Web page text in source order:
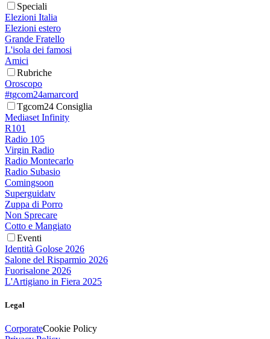
Speciali
Elezioni Italia
Elezioni estero
Grande Fratello
L'isola dei famosi
Amici
Rubriche
Oroscopo
#tgcom24amarcord
Tgcom24 Consiglia
Mediaset Infinity
R101
Radio 105
Virgin Radio
Radio Montecarlo
Radio Subasio
Comingsoon
Superguidatv
Zuppa di Porro
Non Sprecare
Cotto e Mangiato
Eventi
Identità Golose 2026
Salone del Risparmio 2026
Fuorisalone 2026
L'Artigiano in Fiera 2025
Legal
CorporateCookie Policy